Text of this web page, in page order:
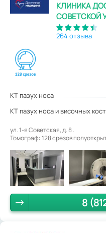
КЛИНИКА
СОВЕТСКОЙ
264 отзыва
КТ пазух носа
КТ пазух носа и височных
ул. 1-я Советская, д. 8 .
Томограф: 128 срезов
8